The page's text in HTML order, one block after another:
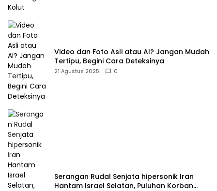
Video dan Foto Asli atau AI? Jangan Mudah
Tertipu, Begini Cara Deteksinya
21 Agustus 2025 0
Serangan Rudal Senjata hipersonik Iran
Hantam Israel Selatan, Puluhan Korban